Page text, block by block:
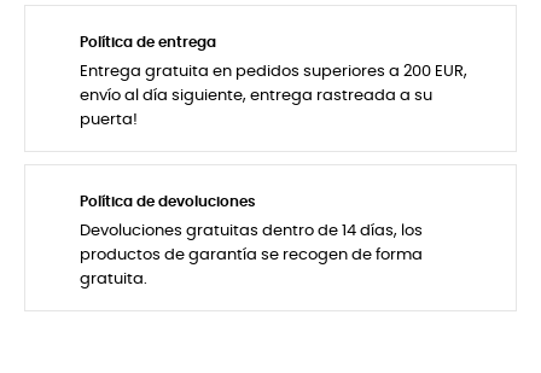
Política de entrega
Entrega gratuita en pedidos superiores a 200 EUR,
envío al día siguiente, entrega rastreada a su
puerta!
Política de devoluciones
Devoluciones gratuitas dentro de 14 días, los
productos de garantía se recogen de forma
gratuita.